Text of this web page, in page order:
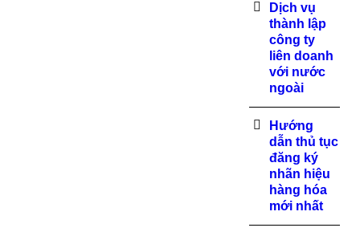
Dịch vụ
thành lập
công ty
liên doanh
với nước
ngoài
Hướng
dẫn thủ tục
đăng ký
nhãn hiệu
hàng hóa
mới nhất